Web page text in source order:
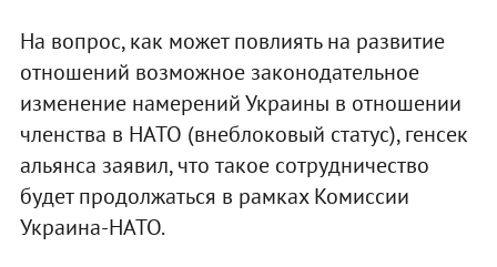
На вопрос, как может повлиять на развитие
отношений возможное законодательное
изменение намерений Украины в отношении
членства в НАТО (внеблоковый статус), генсек
альянса заявил, что такое сотрудничество
будет продолжаться в рамках Комиссии
Украина-НАТО.